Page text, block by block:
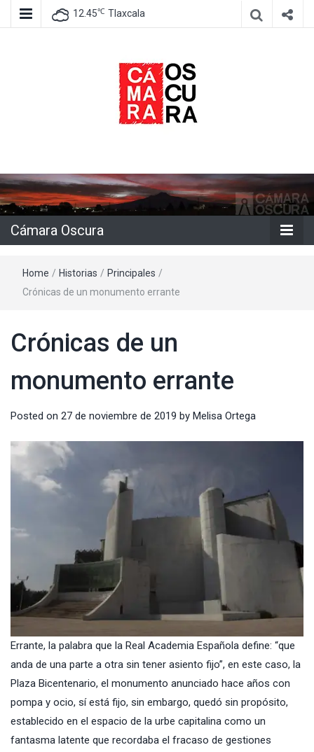
12.45℃ Tlaxcala
Cámara
Oscura
Cámara Oscura
Home / Historias / Principales /
Crónicas de un monumento errante
Crónicas de un
monumento errante
Posted on 27 de noviembre de 2019 by Melisa Ortega
Errante, la palabra que la Real Academia Española define: “que
anda de una parte a otra sin tener asiento fijo”, en este caso, la
Plaza Bicentenario, el monumento anunciado hace años con
pompa y ocio, sí está fijo, sin embargo, quedó sin propósito,
establecido en el espacio de la urbe capitalina como un
fantasma latente que recordaba el fracaso de gestiones